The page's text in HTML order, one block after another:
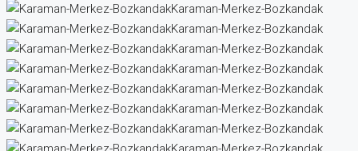
Karaman-Merkez-Bozkandak
Karaman-Merkez-Bozkandak
Karaman-Merkez-Bozkandak
Karaman-Merkez-Bozkandak
Karaman-Merkez-Bozkandak
Karaman-Merkez-Bozkandak
Karaman-Merkez-Bozkandak